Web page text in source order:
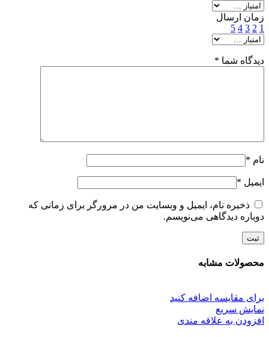
زمان ارسال
1
2
3
4
5
دیدگاه شما *
نام *
ایمیل *
ذخیره نام، ایمیل و وبسایت من در مرورگر برای زمانی که
دوباره دیدگاهی می‌نویسم.
محصولات مشابه
برای مقایسه اضافه کنید
نمایش سریع
افزودن به علاقه مندی